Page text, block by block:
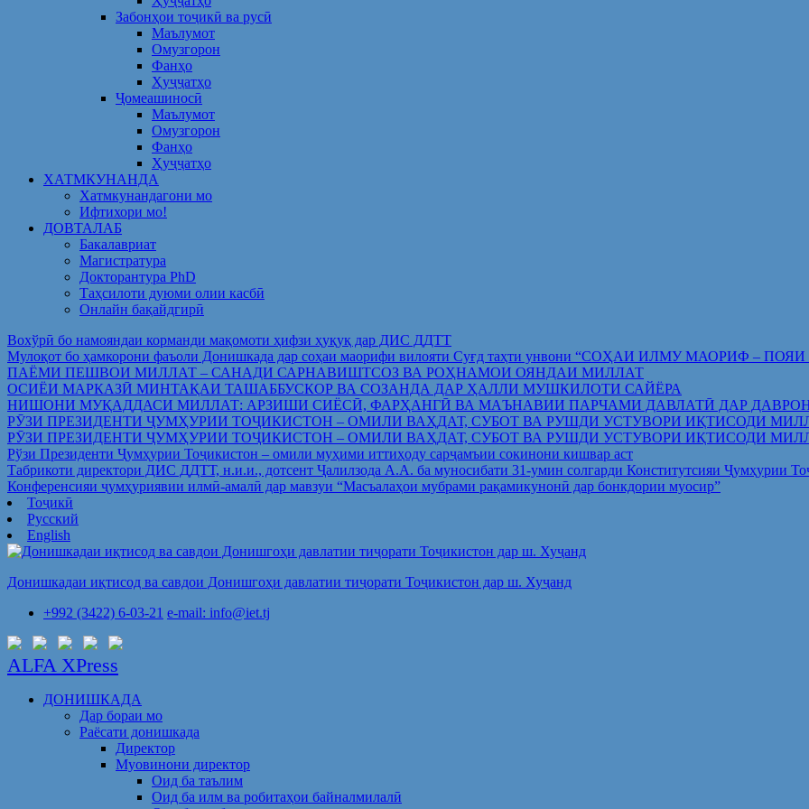
Забонҳои тоҷикӣ ва русӣ
Маълумот
Омузгорон
Фанҳо
Ҳуҷҷатҳо
Ҷомеашиносӣ
Маълумот
Омузгорон
Фанҳо
Ҳуҷҷатҳо
ХАТМКУНАНДА
Хатмкунандагони мо
Ифтихори мо!
ДОВТАЛАБ
Бакалавриат
Магистратура
Докторантура PhD
Таҳсилоти дуюми олии касбӣ
Онлайн бақайдгирӣ
Вохўрӣ бо намояндаи корманди мақомоти ҳифзи ҳуқуқ дар ДИС ДДТТ
Мулоқот бо ҳамкорони фаъоли Донишкада дар соҳаи маорифи вилояти Суғд таҳти унвони “СОҲАИ ИЛМУ МАОРИФ
ПАЁМИ ПЕШВОИ МИЛЛАТ – САНАДИ САРНАВИШТСОЗ ВА РОҲНАМОИ ОЯНДАИ МИЛЛАТ
ОСИЁИ МАРКАЗӢ МИНТАҚАИ ТАШАББУСКОР ВА СОЗАНДА ДАР ҲАЛЛИ МУШКИЛОТИ САЙЁРА
НИШОНИ МУҚАДДАСИ МИЛЛАТ: АРЗИШИ СИЁСӢ, ФАРҲАНГӢ ВА МАЪНАВИИ ПАРЧАМИ ДАВЛАТӢ ДАР
РӮЗИ ПРЕЗИДЕНТИ ҶУМҲУРИИ ТОҶИКИСТОН – ОМИЛИ ВАҲДАТ, СУБОТ ВА РУШДИ УСТУВОРИ ИҚТИСОДИ
РӮЗИ ПРЕЗИДЕНТИ ҶУМҲУРИИ ТОҶИКИСТОН – ОМИЛИ ВАҲДАТ, СУБОТ ВА РУШДИ УСТУВОРИ ИҚТИСОДИ
Рўзи Президенти Ҷумҳурии Тоҷикистон – омили муҳими иттиҳоду сарҷамъии сокинони кишвар аст
Табрикоти директори ДИС ДДТТ, н.и.и., дотсент Ҷалилзода А.А. ба муносибати 31-умин солгарди Конститутсияи Ҷумҳурии
Конференсияи ҷумҳуриявии илмӣ-амалӣ дар мавзуи “Масъалаҳои мубрами рақамикунонӣ дар бонкдории муосир”
Тоҷикӣ
Русский
English
Донишкадаи иқтисод ва савдои Донишгоҳи давлатии тиҷорати Тоҷикистон дар ш. Хуҷанд
+992 (3422) 6-03-21 e-mail: info@iet.tj
ALFA XPress
ДОНИШКАДА
Дар бораи мо
Раёсати донишкада
Директор
Муовинони директор
Оид ба таълим
Оид ба илм ва робитаҳои байналмилалӣ